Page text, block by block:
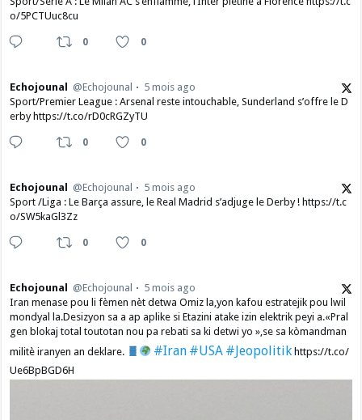
o/5PCTUuc8cu
0 0
Echojounal @Echojounal
5 mois ago
Sport/Premier League : Arsenal reste intouchable, Sunderland s’offre le D
erby https://t.co/rD0cRGZyTU
0 0
Echojounal @Echojounal
5 mois ago
Sport /Liga : Le Barça assure, le Real Madrid s’adjuge le Derby ! https://t.c
o/SW5kaGl3Zz
0 0
Echojounal @Echojounal
5 mois ago
Iran menase pou li fèmen nèt detwa Omiz la,yon kafou estratejik pou lwil
mondyal la.Desizyon sa a ap aplike si Etazini atake izin elektrik peyi a.​«Pral
gen blokaj total toutotan nou pa rebati sa ki detwi yo »,se sa kòmandman
militè iranyen an deklare.
#Iran #USA #Jeopolitikhttps://t.co/
Ue6BpBGD6H